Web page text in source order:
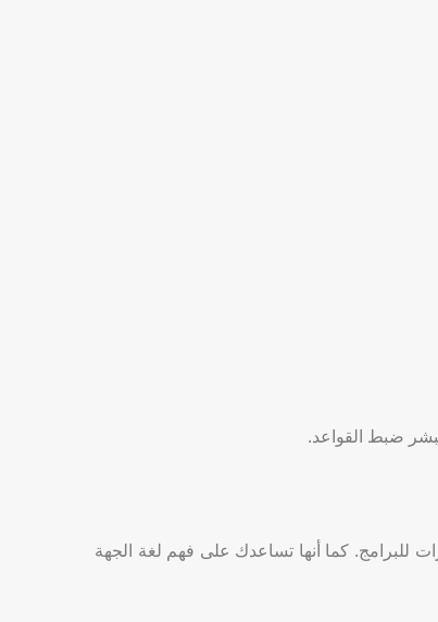
ضبط القواعد.
للبرامج. كما أنها تساعدك على فهم لغة الجهة